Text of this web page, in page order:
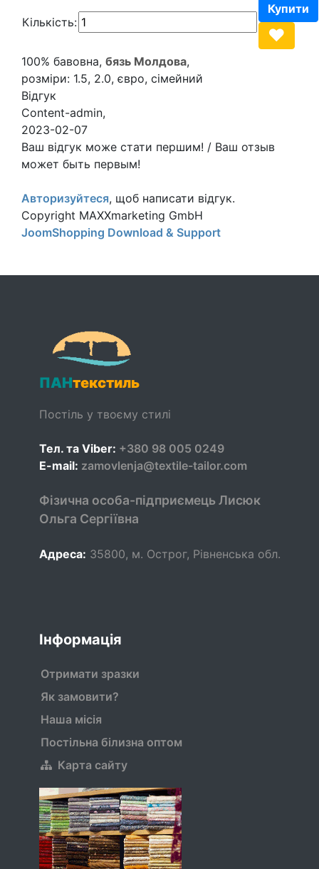
Кількість:
100% бавовна, бязь Молдова,
розміри: 1.5, 2.0, євро, сімейний
Відгук
Content-admin,
2023-02-07
Ваш відгук може стати першим! / Ваш отзыв
может быть первым!
Авторизуйтеся, щоб написати відгук.
Copyright MAXXmarketing GmbH
JoomShopping Download & Support
ПАНтекстиль
Постіль у твоєму стилі
Тел. та Viber: +380 98 005 0249
E-mail: zamovlenja@textile-tailor.com
Фізична особа-підприємець Лисюк
Ольга Сергіївна
Адреса: 35800, м. Острог, Рівненська обл.
Інформація
Отримати зразки
Як замовити?
Наша місія
Постільна білизна оптом
Карта сайту